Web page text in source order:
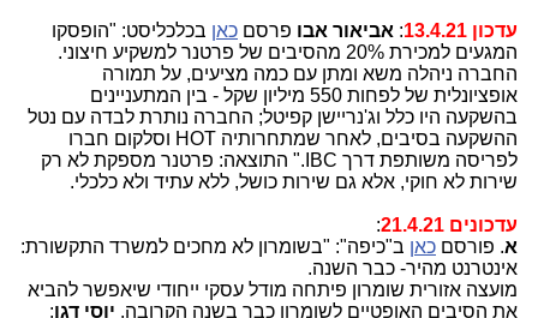
עדכון 13.4.21 : אביאור אבו פרסם כאן בכלכליסט: "הופסקו
המגעים למכירת 20% מהסיבים של פרטנר למשקיע חיצוני.
החברה ניהלה משא ומתן עם כמה מציעים, על תמורה
אופציונלית של לפחות 550 מיליון שקל - בין המתעניינים
בהשקעה היו כלל וג'נריישן קפיטל; החברה נותרת לבדה עם נטל
ההשקעה בסיבים, לאחר שמתחרותיה HOT וסלקום חברו
לפריסה משותפת דרך IBC." התוצאה: פרטנר מספקת לא רק
שירות לא חוקי, אלא גם שירות כושל, ללא עתיד ולא כלכלי.
עדכונים 21.4.21
:
א. פורסם כאן ב"כיפה": "בשומרון לא מחכים למשרד התקשורת:
אינטרנט מהיר- כבר השנה.
מועצה אזורית שומרון פיתחה מודל עסקי ייחודי שיאפשר להביא
את הסיבים האופטיים לשומרון כבר בשנה הקרובה. יוסי דגן: